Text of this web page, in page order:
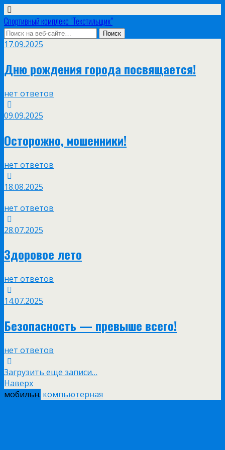
Спортивный комплекс "Текстильщик"
17.09.2025
Дню рождения города посвящается!
нет ответов
09.09.2025
Осторожно, мошенники!
нет ответов
18.08.2025
нет ответов
28.07.2025
Здоровое лето
нет ответов
14.07.2025
Безопасность — превыше всего!
нет ответов
Загрузить еще записи…
Наверх
мобильн. компьютерная